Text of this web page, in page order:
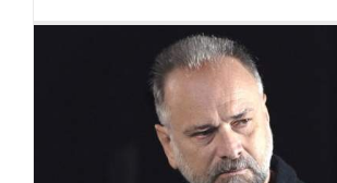
Uno sguardo dal ponte
7 – 19 feb 2023